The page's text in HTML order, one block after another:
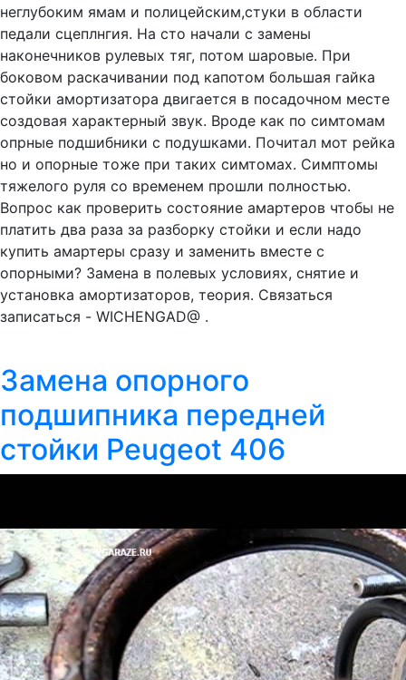
неглубоким ямам и полицейским,стуки в области
педали сцеплнгия. На сто начали с замены
наконечников рулевых тяг, потом шаровые. При
боковом раскачивании под капотом большая гайка
стойки амортизатора двигается в посадочном месте
создовая характерный звук. Вроде как по симтомам
опрные подшибники с подушками. Почитал мот рейка
но и опорные тоже при таких симтомах. Симптомы
тяжелого руля со временем прошли полностью.
Вопрос как проверить состояние амартеров чтобы не
платить два раза за разборку стойки и если надо
купить амартеры сразу и заменить вместе с
опорными? Замена в полевых условиях, снятие и
установка амортизаторов, теория. Связаться
записаться - WICHENGAD@ .
Замена опорного
подшипника передней
стойки Peugeot 406